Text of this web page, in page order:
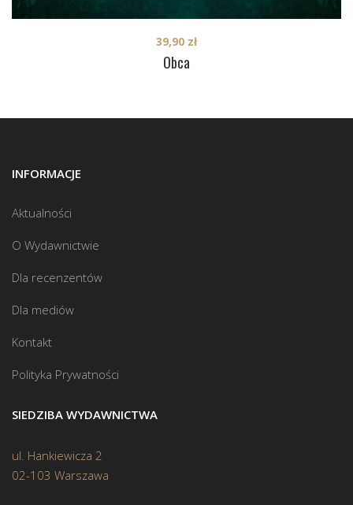
Obca
39,90 zł
INFORMACJE
Aktualności
O Wydawnictwie
Dla recenzentów
Dla mediów
Kontakt
Polityka Prywatności
SIEDZIBA WYDAWNICTWA
ul. Hankiewicza 2
02-103 Warszawa